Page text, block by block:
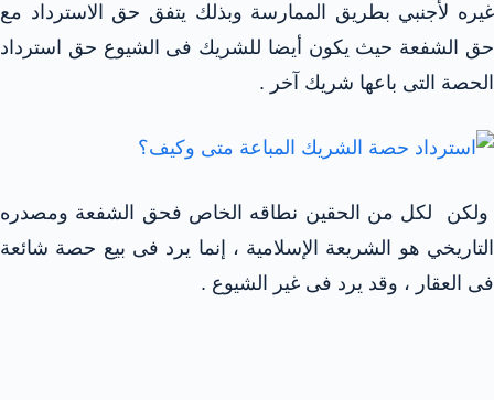
غيره لأجنبي بطريق الممارسة وبذلك يتفق حق الاسترداد مع
حق الشفعة حيث يكون أيضا للشريك فى الشيوع حق استرداد
الحصة التى باعها شريك آخر .
ولكن لكل من الحقين نطاقه الخاص فحق الشفعة ومصدره
التاريخي هو الشريعة الإسلامية ، إنما يرد فى بيع حصة شائعة
فى العقار ، وقد يرد فى غير الشيوع .